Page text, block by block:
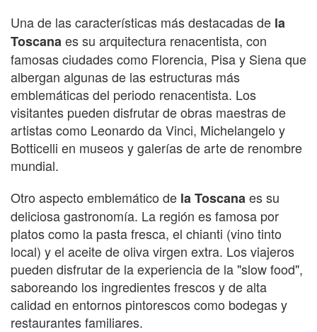
Una de las características más destacadas de la
Toscanaes su arquitectura renacentista, con
famosas ciudades como Florencia, Pisa y Siena que
albergan algunas de las estructuras más
emblemáticas del periodo renacentista. Los
visitantes pueden disfrutar de obras maestras de
artistas como Leonardo da Vinci, Michelangelo y
Botticelli en museos y galerías de arte de renombre
mundial.
Otro aspecto emblemático de la Toscanaes su
deliciosa gastronomía. La región es famosa por
platos como la pasta fresca, el chianti (vino tinto
local) y el aceite de oliva virgen extra. Los viajeros
pueden disfrutar de la experiencia de la "slow food",
saboreando los ingredientes frescos y de alta
calidad en entornos pintorescos como bodegas y
restaurantes familiares.